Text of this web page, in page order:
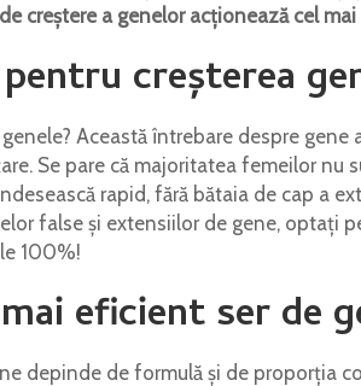
creștere a genelor acționează cel
creșterea
Această întrebare despre
Se pare că majoritatea femeilor nu
rapid, fără bătaia de cap a
false și extensiilor de gene, optați
100%!
eficient ser de
depinde de formulă și de proporția